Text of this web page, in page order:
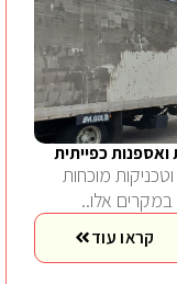
כפייתית
מוכחות
במקרים אלו..
קראו עוד